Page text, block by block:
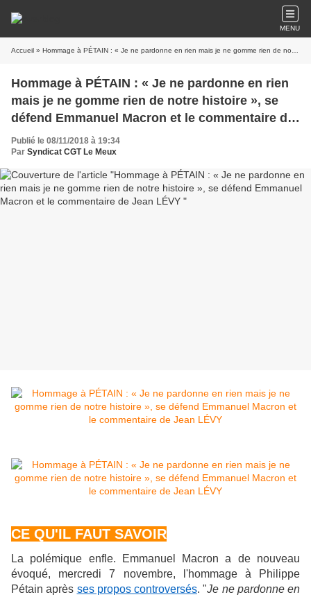
MENU
Accueil » Hommage à PÉTAIN : « Je ne pardonne en rien mais je ne gomme rien de notre histoire », se défend Emmanuel Macron et le commentaire de Jean LÉVY
Hommage à PÉTAIN : « Je ne pardonne en rien
mais je ne gomme rien de notre histoire », se
défend Emmanuel Macron et le commentaire de
Jean LÉVY
Publié le 08/11/2018 à 19:34
Par Syndicat CGT Le Meux
CE QU'IL FAUT SAVOIR
La polémique enfle. Emmanuel Macron a de nouveau
évoqué, mercredi 7 novembre, l'hommage à Philippe
Pétain après ses propos controversés. "Je ne pardonne en